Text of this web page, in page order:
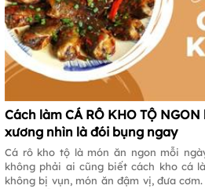
Cách làm CÁ RÔ KHO TỘ
xương nhìn là đói bụng ngay
Cá rô kho tộ là món ăn ngon mỗi
không phải ai cũng biết cách kho cá
không bị vụn, món ăn đậm vị, đưa